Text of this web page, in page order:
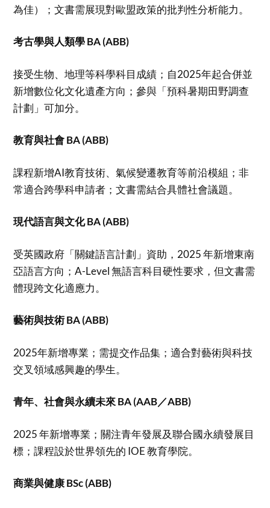
為佳）；文書需展現對歐盟政策的批判性分析能力。
考古學與人類學 BA (ABB)
接受生物、地理等科學科目成績；自2025年起合併並
新增數位化文化遺產方向；參與「預科暑期田野調查
計劃」可加分。
教育與社會 BA (ABB)
課程新增AI教育技術、氣候變遷教育等前沿模組；非
常適合跨學科申請者；文書需結合具體社會議題。
現代語言與文化 BA (ABB)
受英國政府「關鍵語言計劃」資助，2025 年新增東南
亞語言方向；A-Level 無語言科目硬性要求，但文書需
體現跨文化適應力。
藝術與技術 BA (ABB)
2025年新增專業；需提交作品集；適合對藝術與科技
交叉領域感興趣的學生。
青年、社會與永續未來 BA (AAB／ABB)
2025 年新增專業；關注青年發展及聯合國永續發展目
標；課程設於世界領先的 IOE 教育學院。
商業與健康 BSc (ABB)